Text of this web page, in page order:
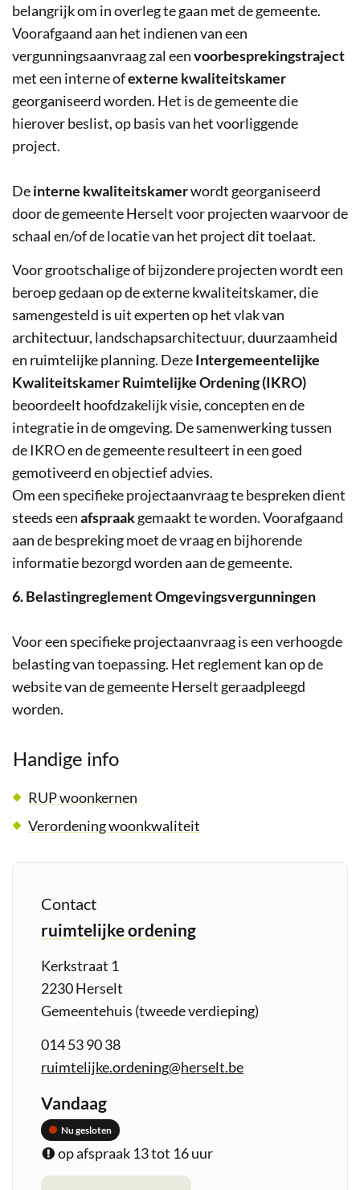
belangrijk om in overleg te gaan met de gemeente.
Voorafgaand aan het indienen van een
vergunningsaanvraag zal eenvoorbesprekingstraject
met een interne ofexterne kwaliteitskamer
georganiseerd worden. Het is de gemeente die
hierover beslist, op basis van het voorliggende
project.
Deinterne kwaliteitskamerwordt georganiseerd
door de gemeente Herselt voor projecten waarvoor de
schaal en/of de locatie van het project dit toelaat.
Voor grootschalige of bijzondere projecten wordt een
beroep gedaan op de externe kwaliteitskamer, die
samengesteld is uit experten op het vlak van
architectuur, landschapsarchitectuur, duurzaamheid
en ruimtelijke planning. DezeIntergemeentelijke
Kwaliteitskamer Ruimtelijke Ordening (IKRO)
beoordeelt hoofdzakelijk visie, concepten en de
integratie in de omgeving. De samenwerking tussen
de IKRO en de gemeente resulteert in een goed
gemotiveerd en objectief advies.
Om een specifieke projectaanvraag te bespreken dient
steeds eenafspraakgemaakt te worden. Voorafgaand
aan de bespreking moet de vraag en bijhorende
informatie bezorgd worden aan de gemeente.
6. Belastingreglement Omgevingsvergunningen
Voor een specifieke projectaanvraag is een verhoogde
belasting van toepassing. Het reglement kan op de
website van de gemeente Herselt geraadpleegd
worden.
Handige info
RUP woonkernen
Verordening woonkwaliteit
Contact
ruimtelijke ordening
Adres
Kerkstraat 1
,2230Herselt
Gemeentehuis (tweede verdieping)
Tel.
014 53 90 38
E-
ruimtelijke.ordening@herselt.be
Openingsuren
Vandaag
Nu gesloten
op afspraak 13tot 16uur